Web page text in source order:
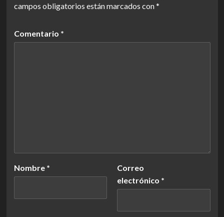
campos obligatorios están marcados con*
Comentario *
Nombre *
Correo
electrónico *